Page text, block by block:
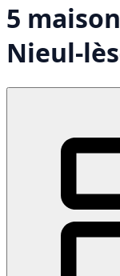
5
Nieul-